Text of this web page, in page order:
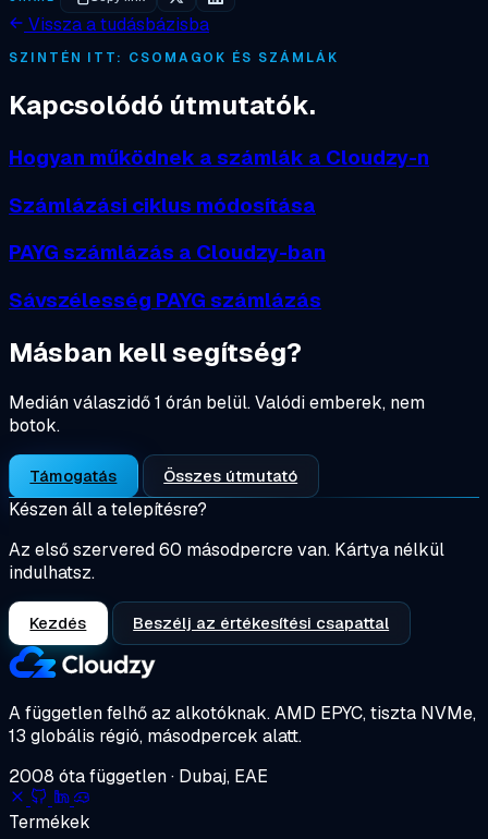
Vissza a tudásbázisba
SZINTÉN ITT: CSOMAGOK ÉS SZÁMLÁK
Kapcsolódó útmutatók.
Hogyan működnek a számlák a Cloudzy-n
Számlázási ciklus módosítása
PAYG számlázás a Cloudzy-ban
Sávszélesség PAYG számlázás
Másban kell segítség?
Medián válaszidő 1 órán belül. Valódi emberek, nem
botok.
Támogatás Összes útmutató
Készen áll a telepítésre?
Az első szervered 60 másodpercre van. Kártya nélkül
indulhatsz.
Kezdés Beszélj az értékesítési csapattal
A független felhő az alkotóknak.AMD EPYC, tiszta NVMe,
13 globális régió, másodpercek alatt.
2008 óta független · Dubaj, EAE
Termékek